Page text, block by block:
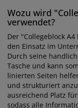
Wozu wird
verwendet?
Der "Collegeblock
den Einsatz im
Durch seine
Tasche und kann
linierten Seiten
und strukturiert
ausreichend Platz
sodass alle